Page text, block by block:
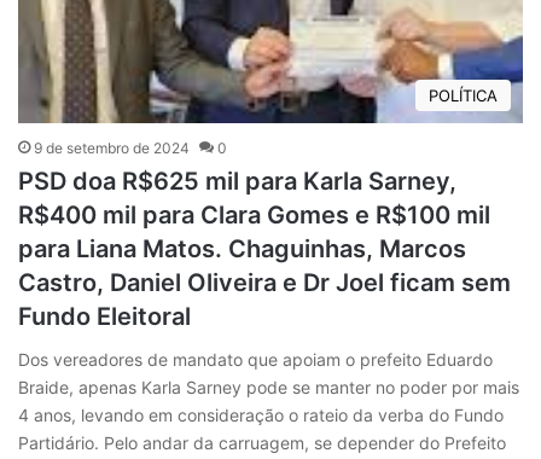
POLÍTICA
9 de setembro de 2024 0
PSD doa R$625 mil para Karla Sarney,
R$400 mil para Clara Gomes e R$100 mil
para Liana Matos. Chaguinhas, Marcos
Castro, Daniel Oliveira e Dr Joel ficam sem
Fundo Eleitoral
Dos vereadores de mandato que apoiam o prefeito Eduardo
Braide, apenas Karla Sarney pode se manter no poder por mais
4 anos, levando em consideração o rateio da verba do Fundo
Partidário. Pelo andar da carruagem, se depender do Prefeito